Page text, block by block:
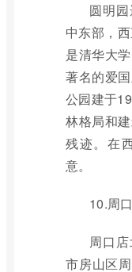
圆明
中东部，
是清华大
著名的爱
公园建于
林格局和
残迹。在
意。
10.周
周口
市房山区